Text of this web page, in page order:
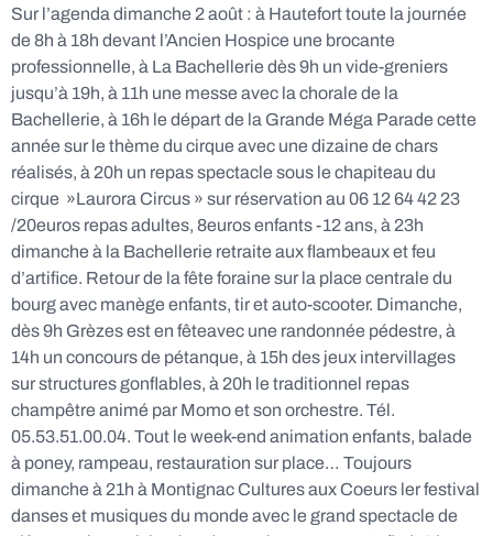
Sur l’agenda dimanche 2 août : à Hautefort toute la journée
de 8h à 18h devant l’Ancien Hospice une brocante
professionnelle, à La Bachellerie dès 9h un vide-greniers
jusqu’à 19h, à 11h une messe avec la chorale de la
Bachellerie, à 16h le départ de la Grande Méga Parade cette
année sur le thème du cirque avec une dizaine de chars
réalisés, à 20h un repas spectacle sous le chapiteau du
cirque »Laurora Circus » sur réservation au 06 12 64 42 23
/20euros repas adultes, 8euros enfants -12 ans, à 23h
dimanche à la Bachellerie retraite aux flambeaux et feu
d’artifice. Retour de la fête foraine sur la place centrale du
bourg avec manège enfants, tir et auto-scooter. Dimanche,
dès 9h Grèzes est en fêteavec une randonnée pédestre, à
14h un concours de pétanque, à 15h des jeux intervillages
sur structures gonflables, à 20h le traditionnel repas
champêtre animé par Momo et son orchestre. Tél.
05.53.51.00.04. Tout le week-end animation enfants, balade
à poney, rampeau, restauration sur place… Toujours
dimanche à 21h à Montignac Cultures aux Coeurs ler festival
danses et musiques du monde avec le grand spectacle de